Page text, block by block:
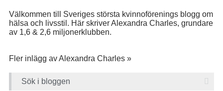
Välkommen till Sveriges största kvinnoförenings blogg om
hälsa och livsstil. Här skriver Alexandra Charles, grundare
av 1,6 & 2,6 miljonerklubben.
Fler inlägg av Alexandra Charles »
Sök i bloggen